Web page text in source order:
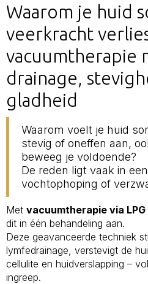
Waarom je huid
veerkracht
vacuumtherapie
drainage,
gladheid
Waarom voelt je huid
stevig of oneffen aan,
beweeg je voldoende?
De reden ligt vaak in
vochtophoping of
Met vacuumtherapie via
dit in één behandeling aan.
Deze geavanceerde techniek
lymfedrainage, verstevigt de
cellulite en huidverslapping –
ingreep.